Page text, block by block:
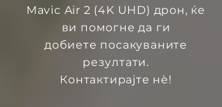
Mavic Air 2 (4K UHD) дрон, ќе
ви помогне да ги
добиете посакуваните
резултати.
Контактирајте нѐ!